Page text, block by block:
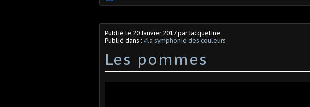
Publié le 20 Janvier 2017par Jacqueline
Publié dans : #la symphonie des couleurs
Les pommes